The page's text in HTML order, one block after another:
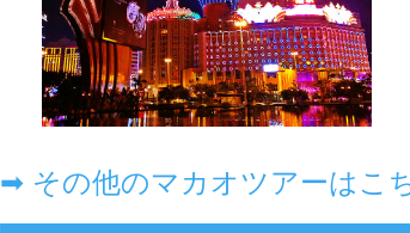
➡ その他のマカオツアーはこ